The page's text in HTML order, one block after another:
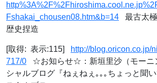
Fshakai_chousen08.htm&b=14 最古太
歴史捏造
[取得: 表示:115]
http://blog.oricon.co.jp/
717/0 ☆お知らせ☆：新垣里沙（モーニ
シャルブログ『ねぇねぇ｡｡｡ちょっと聞